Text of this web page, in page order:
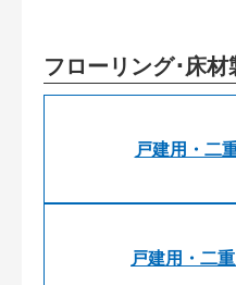
フローリング･床
戸建用・二
戸建用・二